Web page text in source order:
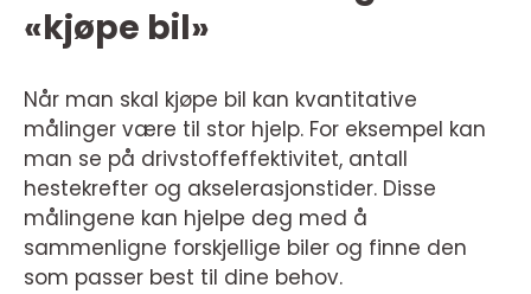
«kjøpe bil»
Når man skal kjøpe bil kan kvantitative
målinger være til stor hjelp. For eksempel kan
man se på drivstoffeffektivitet, antall
hestekrefter og akselerasjonstider. Disse
målingene kan hjelpe deg med å
sammenligne forskjellige biler og finne den
som passer best til dine behov.